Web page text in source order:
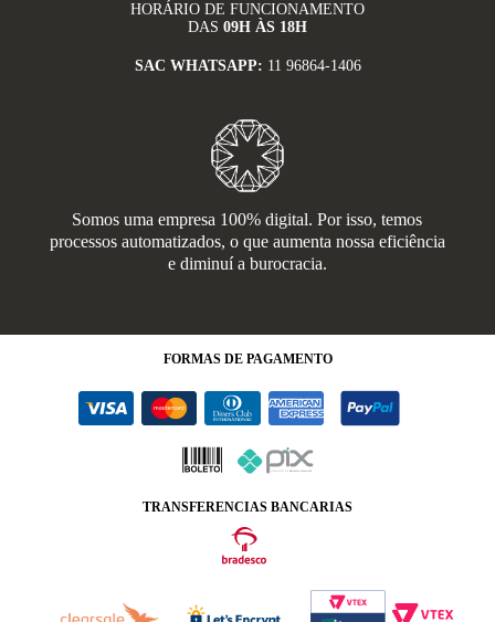
HORÁRIO DE FUNCIONAMENTO
DAS 09H ÀS 18H
SAC WHATSAPP: 11 96864-1406
Somos uma empresa 100% digital. Por isso, temos
processos automatizados, o que aumenta nossa eficiência
e diminuí a burocracia.
FORMAS DE PAGAMENTO
TRANSFERENCIAS BANCARIAS